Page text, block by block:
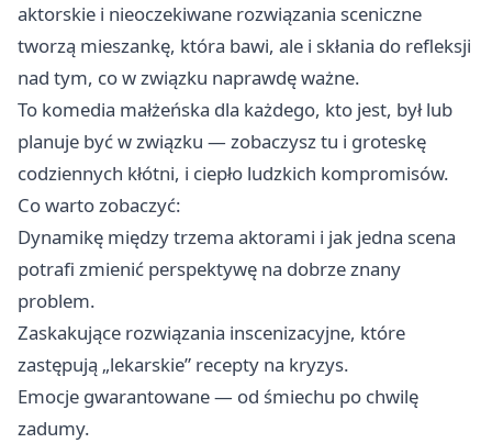
aktorskie i nieoczekiwane rozwiązania sceniczne
tworzą mieszankę, która bawi, ale i skłania do refleksji
nad tym, co w związku naprawdę ważne.
To komedia małżeńska dla każdego, kto jest, był lub
planuje być w związku — zobaczysz tu i groteskę
codziennych kłótni, i ciepło ludzkich kompromisów.
Co warto zobaczyć:
Dynamikę między trzema aktorami i jak jedna scena
potrafi zmienić perspektywę na dobrze znany
problem.
Zaskakujące rozwiązania inscenizacyjne, które
zastępują „lekarskie” recepty na kryzys.
Emocje gwarantowane — od śmiechu po chwilę
zadumy.